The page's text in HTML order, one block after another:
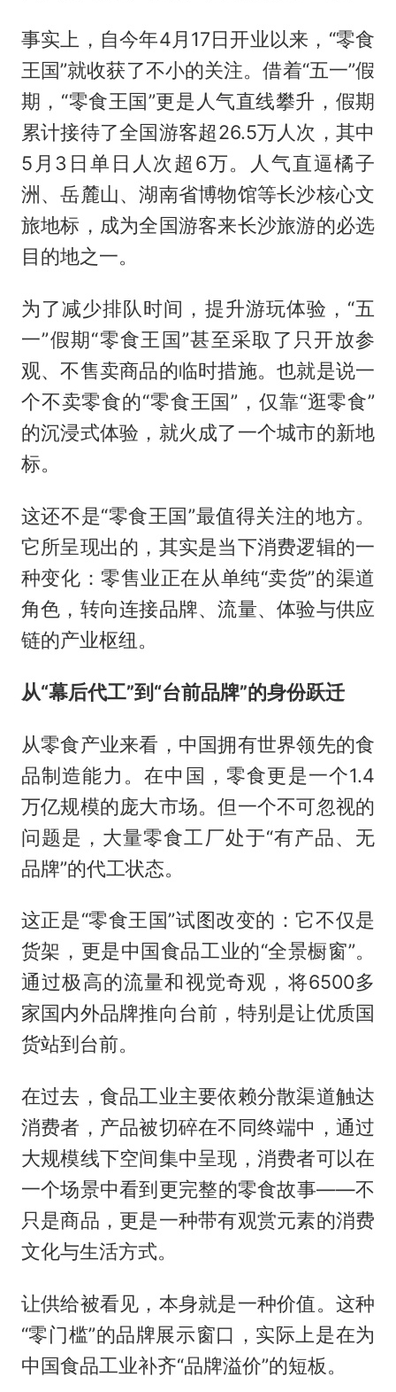
事实上，自今年4月17日开业以来，“零食
王国”就收获了不小的关注。借着“五一”假
期，“零食王国”更是人气直线攀升，假期
累计接待了全国游客超26.5万人次，其中
5月3日单日人次超6万。人气直逼橘子
洲、岳麓山、湖南省博物馆等长沙核心文
旅地标，成为全国游客来长沙旅游的必选
目的地之一。
为了减少排队时间，提升游玩体验，“五
一”假期“零食王国”甚至采取了只开放参
观、不售卖商品的临时措施。也就是说一
个不卖零食的“零食王国”，仅靠“逛零食”
的沉浸式体验，就火成了一个城市的新地
标。
这还不是“零食王国”最值得关注的地方。
它所呈现出的，其实是当下消费逻辑的一
种变化：零售业正在从单纯“卖货”的渠道
角色，转向连接品牌、流量、体验与供应
链的产业枢纽。
从“幕后代工”到“台前品牌”的身份跃迁
从零食产业来看，中国拥有世界领先的食
品制造能力。在中国，零食更是一个1.4
万亿规模的庞大市场。但一个不可忽视的
问题是，大量零食工厂处于“有产品、无
品牌”的代工状态。
这正是“零食王国”试图改变的：它不仅是
货架，更是中国食品工业的“全景橱窗”。
通过极高的流量和视觉奇观，将6500多
家国内外品牌推向台前，特别是让优质国
货站到台前。
在过去，食品工业主要依赖分散渠道触达
消费者，产品被切碎在不同终端中，通过
大规模线下空间集中呈现，消费者可以在
一个场景中看到更完整的零食故事——不
只是商品，更是一种带有观赏元素的消费
文化与生活方式。
让供给被看见，本身就是一种价值。这种
“零门槛”的品牌展示窗口，实际上是在为
中国食品工业补齐“品牌溢价”的短板。